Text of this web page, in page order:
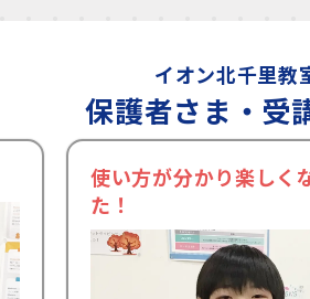
校のパソコンの授業でも 自信
イオン北千里教
保護者さま・受
使い方が分かり楽しく
た！